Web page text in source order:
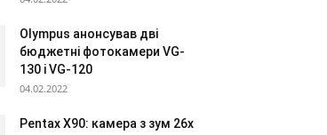
Olympus анонсував дві
бюджетні фотокамери VG-
130 і VG-120
04.02.2022
Pentax X90: камера з зум 26х